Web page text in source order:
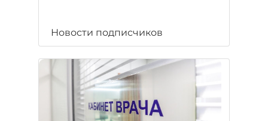
Новости подписчиков